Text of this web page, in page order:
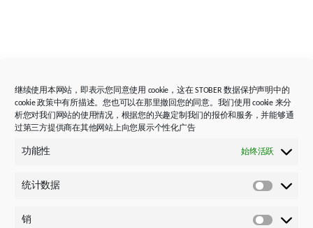
继续使用本网站，即表示您同意使用 cookie，这在 STOBER 数据保护声明中的
cookie 政策中有所描述。您也可以在那里撤回您的同意。我们使用 cookie 来分
析您对我们网站的使用情况，根据您的兴趣定制我们的报价和服务，并能够通
过第三方提供商在其他网站上向您展示个性化广告
功能性 始终活跃
统计数据
数
销
我们为您实现愿景和完成项目提供助力与支持。
凭仗。 我们的应用工程师们凭借专业能力与知识，竭